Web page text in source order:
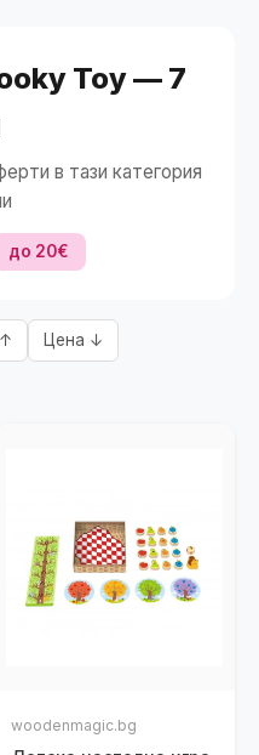
Toy — 7
в тази категория
до 20€
Цена ↓
woodenmagic.bg